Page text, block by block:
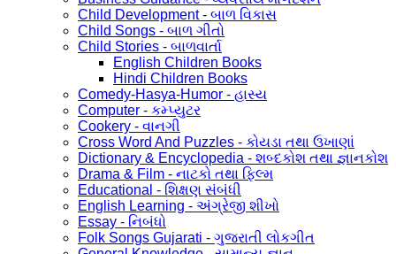
Child Development - બાળ વિકાસ
Child Songs - બાળ ગીતો
Child Stories - બાળવાર્તા
English Children Books
Hindi Children Books
Comedy-Hasya-Humor - હાસ્ય
Computer - કમ્પ્યુટર
Cookery - વાનગી
Cross Word And Puzzles - કોયડા તથા ઉખાણાં
Dictionary & Encyclopedia - શબ્દકોશ તથા જ્ઞાનકોશ
Drama & Film - નાટકો તથા ફિલ્મ
Educational - શિક્ષણ સંબંધી
English Learning - અંગ્રેજી શીખો
Essay - નિબંધો
Folk Songs Gujarati - ગુજરાતી લોકગીત